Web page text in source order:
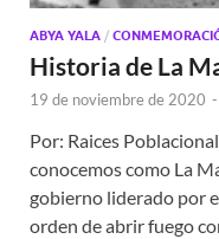
ABYA YALA /
Historia de La
19 de noviembre de 2020 -
Por: Raices
conocemos como La
gobierno liderado por
orden de abrir fuego